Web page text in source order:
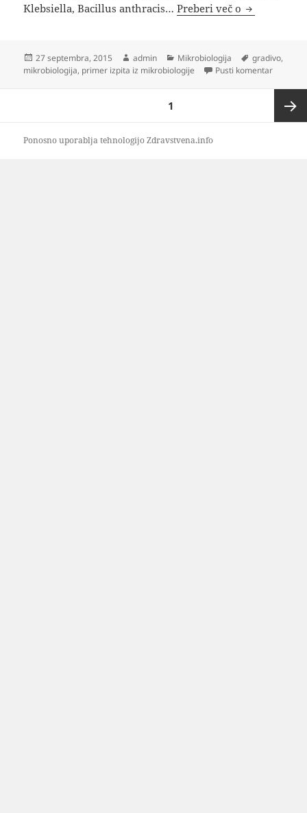
Klebsiella, Bacillus anthracis…Preberi več o Primer
Objavljeno
dne
27 septembra, 2015 Avtor
admin Kategorije
Mikrobiologija Oznake
gradivo,
mikrobiologija, primer izpita iz mikrobiologije Pusti komentarna
1
Ponosno uporablja tehnologijo Zdravstvena.info